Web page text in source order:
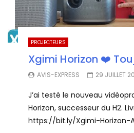
PROJECTEURS
Xgimi Horizon ❤️
AVIS-EXPRESS 29 JUILLET
J’ai testé le nouveau
Horizon, successeur du H2.
https://bit.ly/Xgimi-Horizon-